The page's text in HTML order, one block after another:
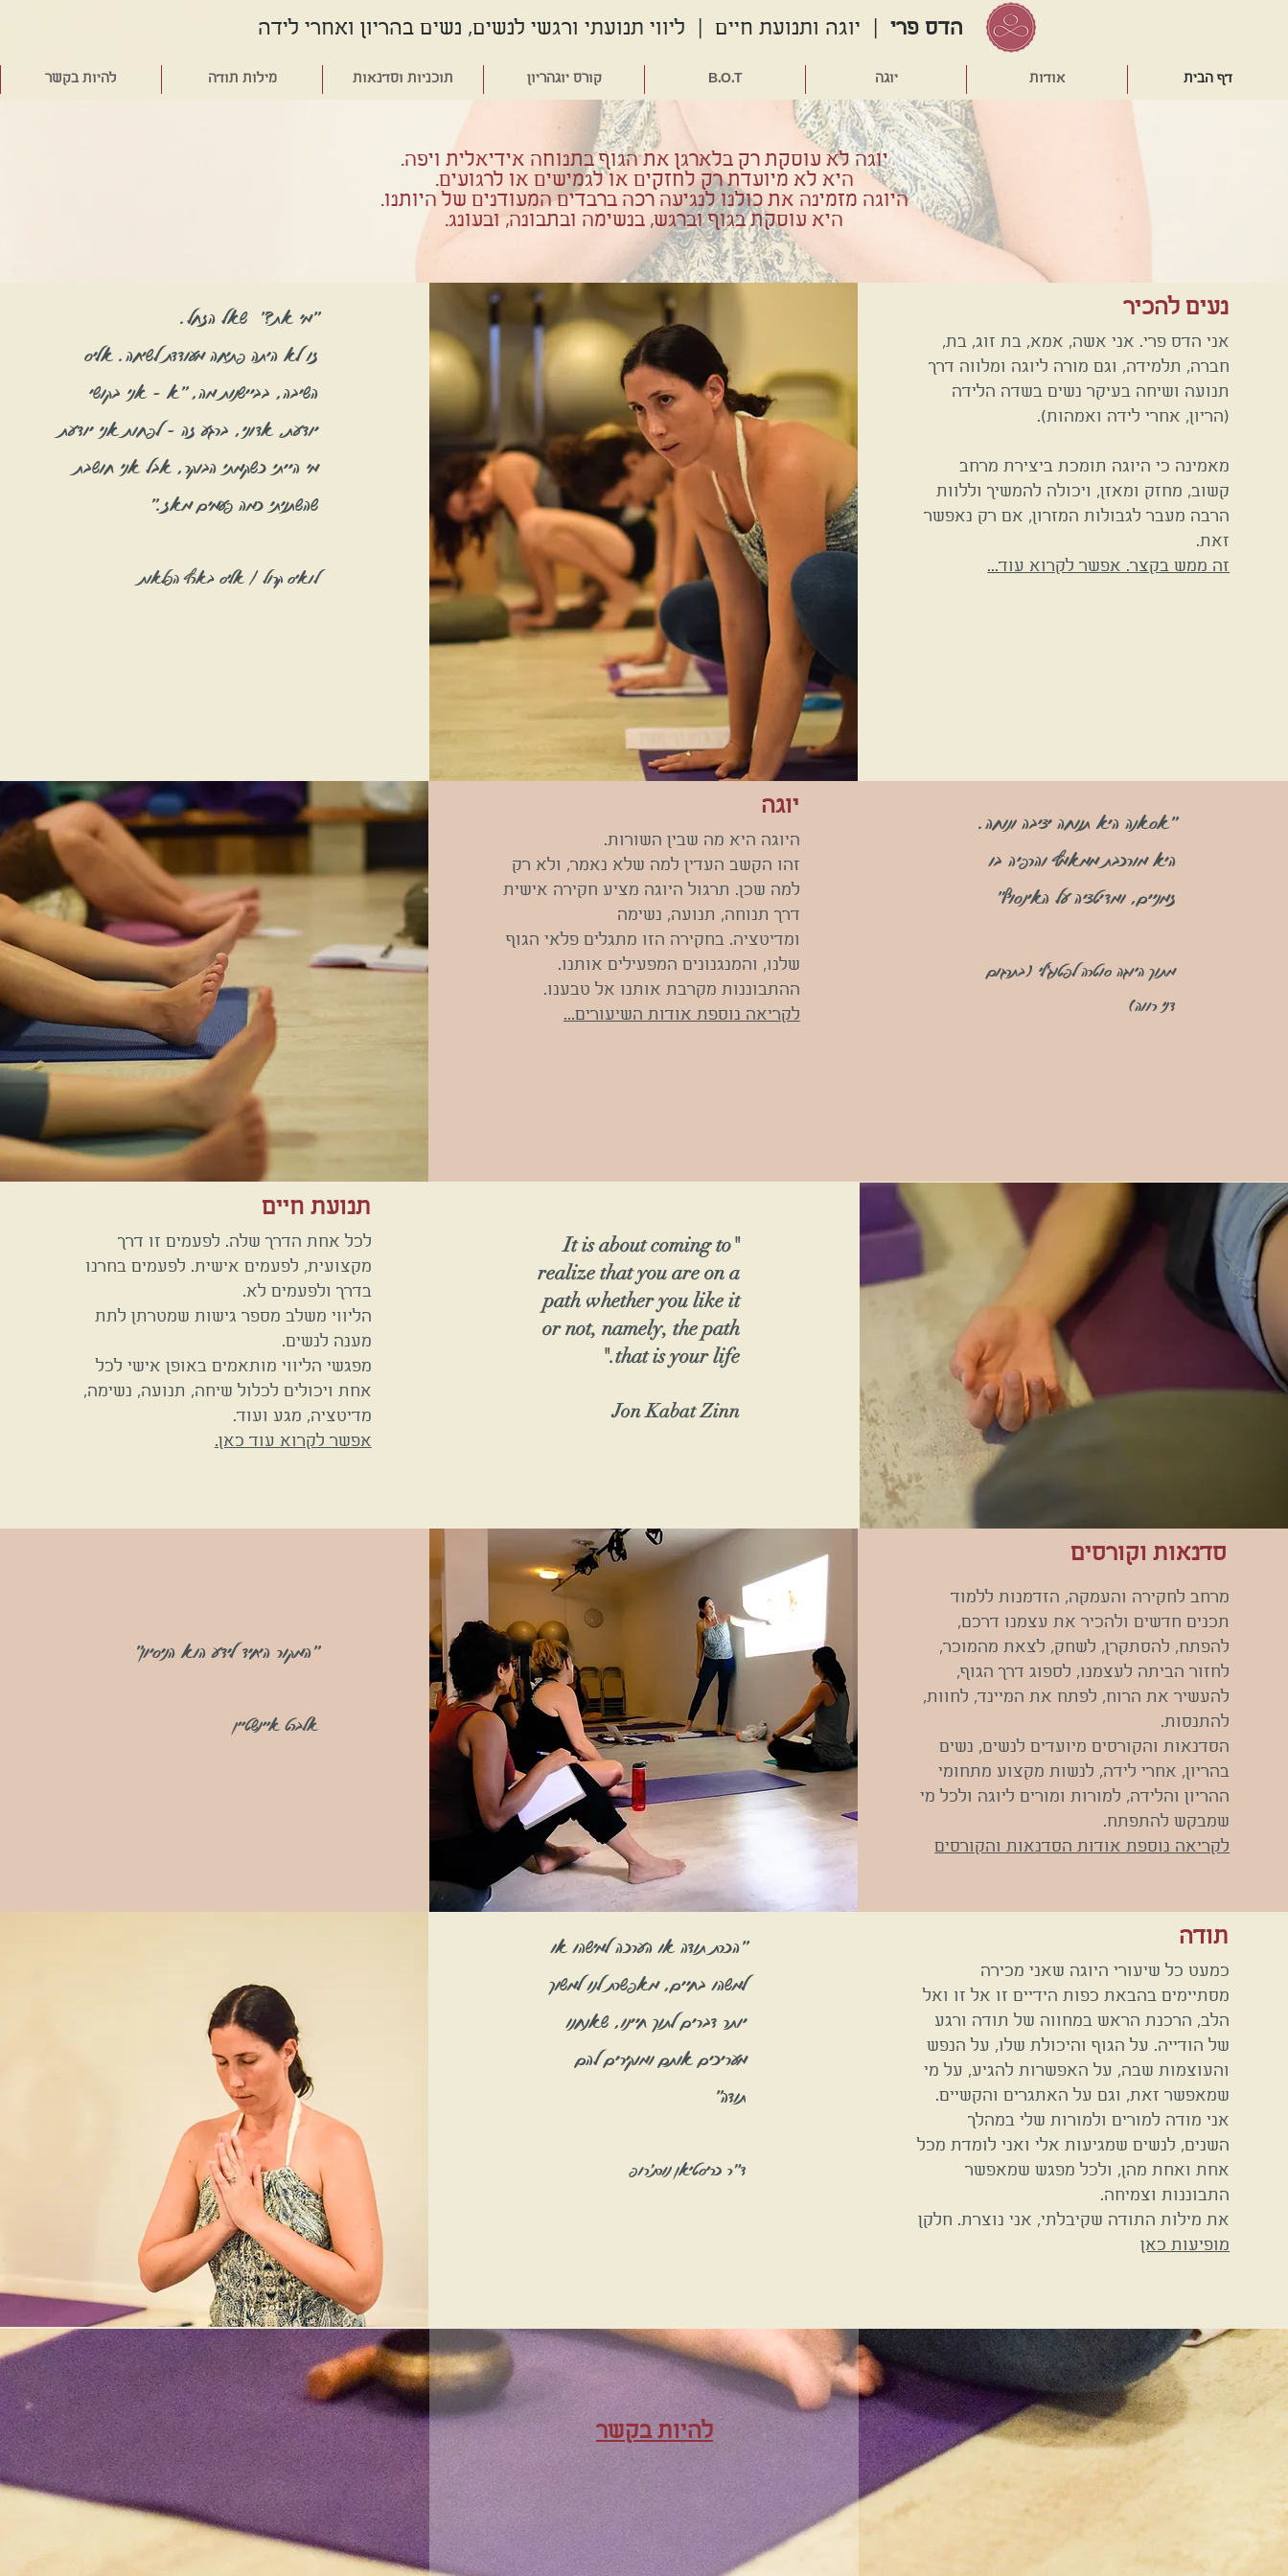
הדס פרי | יוגה ותנועת חיים | ליווי תנועתי ורגשי לנשים, נשים בהריון ואחרי לידה
דף הבית אודות יוגה B.O.T קורס יוגהריון תוכניות וסדנאות מילות תודה להיות בקשר
יוגה לא עוסקת רק בלארגן את הגוף בתנוחה אידיאלית ויפה.
היא לא מיועדת רק לחזקים או לגמישים או לרגועים.
היוגה מזמינה את כולנו לנגיעה רכה ברבדים המעודנים של היותנו.
היא עוסקת בגוף וברגש, בנשימה ובתבונה, ובעונג.
"מי את?" שאל הזחל.
זו לא היתה פתיחה מעודדת לשיחה. אליס
השיבה, בביישנות מה, "א - אני בקושי
יודעת, אדוני, ברגע זה - לפחות אני יודעת
מי הייתי כשקמתי הבוקר, אבל אני חושבת
שהשתניתי כמה פעמים מאז."
לואיס קרול / אליס בארץ הפלאות
נעים להכיר
אני הדס פרי. אני אשה, אמא, בת זוג, בת,
חברה, תלמידה, וגם מורה ליוגה ומלווה דרך
תנועה ושיחה בעיקר נשים בשדה הלידה
(הריון, אחרי לידה ואמהות).
מאמינה כי היוגה תומכת ביצירת מרחב
קשוב, מחזק ומאזן, ויכולה להמשיך וללוות
הרבה מעבר לגבולות המזרון, אם רק נאפשר
זאת.
זה ממש בקצר. אפשר לקרוא עוד...
יוגה
היוגה היא מה שבין השורות.
זהו הקשב העדין למה שלא נאמר, ולא רק
למה שכן. תרגול היוגה מציע חקירה אישית
דרך תנוחה, תנועה, נשימה
ומדיטציה.בחקירה הזו מתגלים פלאי הגוף
שלנו, והמנגנונים המפעילים אותנו.
ההתבוננות מקרבת אותנו אל טבענו.
לקריאה נוספת אודות השיעורים...
"אסאנה היא תנוחה יציבה ונוחה.
היא מורכבת ממאמץ והרפיה בו
זמניים, ומדיטציה על האינסוף"
מתוך היוגה סוטרה לפטנג'לי (בתרגום
דני רווה)
תנועת חיים
לכל אחת הדרך שלה. לפעמים זו דרך
מקצועית, לפעמים אישית. לפעמים בחרנו
בדרך ולפעמים לא.
הליווי משלב מספר גישות שמטרתן לתת
מענה לנשים.
מפגשי הליווי מותאמים באופן אישי לכל
אחת ויכולים לכלול שיחה, תנועה, נשימה,
מדיטציה, מגע ועוד.
אפשר לקרוא עוד כאן.
"It is about coming to
realize that you are on a
path whether you like it
or not, namely, the path
that is your life."
Jon Kabat Zinn
"המקור היחיד לידע הוא הניסיון"
אלברט איינשטיין
סדנאות וקורסים
מרחב לחקירה והעמקה, הזדמנות ללמוד
תכנים חדשים ולהכיר את עצמנו דרכם,
להפתח, להסתקרן, לשחק, לצאת מהמוכר,
לחזור הביתה לעצמנו, לספוג דרך הגוף,
להעשיר את הרוח, לפתח את המיינד, לחוות,
להתנסות.
הסדנאות והקורסים מיועדיםלנשים, נשים
בהריון, אחרי לידה, לנשות מקצוע מתחומי
ההריון והלידה, למורות ומורים ליוגה ולכל מי
שמבקש להתפתח.
לקריאה נוספת אודות הסדנאות והקורסים
"הכרת תודה או הערכה למישהו או
למשהו בחיים, מאפשרת לנו למשוך
יותר דברים לתוך חיינו, שאנחנו
מעריכים אותם ומוקירים להם
תודה"
ד"ר כריסטיאן נורת'רופ
תודה
כמעט כל שיעורי היוגה שאני מכירה
מסתיימים בהבאת כפות הידיים זו אל זו ואל
הלב, הרכנת הראש במחווה של תודה ורגע
של הודייה. על הגוף והיכולת שלו, על הנפש
והעוצמות שבה, על האפשרות להגיע, על מי
שמאפשר זאת, וגם על האתגרים והקשיים.
אני מודה למורים ולמורות שלי במהלך
השנים, לנשים שמגיעות אלי ואני לומדת מכל
אחת ואחת מהן, ולכל מפגש שמאפשר
התבוננות וצמיחה.
את מילות התודה שקיבלתי, אני נוצרת. חלקן
מופיעות כאן
להיות בקשר